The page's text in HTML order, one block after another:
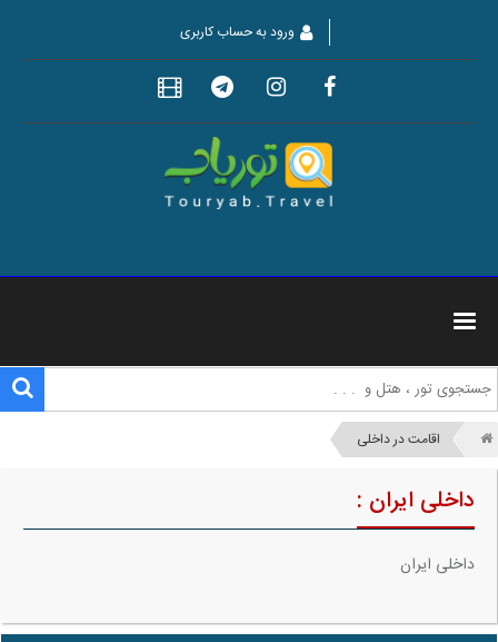
ورود به حساب کاربری
اقامت در داخلی
داخلی ایران :
داخلی ایران